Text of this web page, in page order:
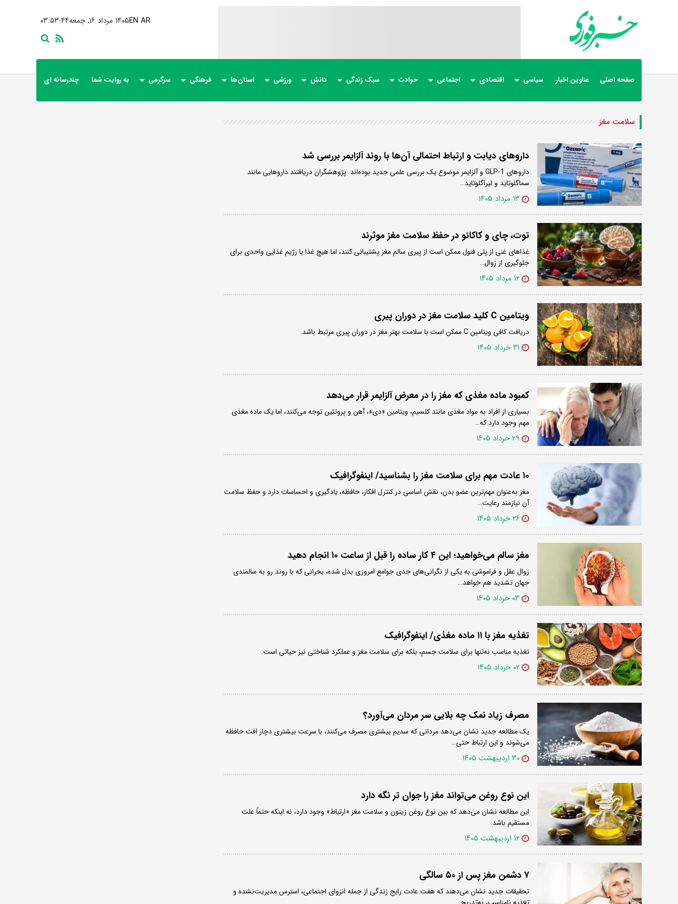
۰۳:۵۳:۴۴ ۱۴۰۵ مرداد ۱۶, جمعهEN AR
صفحه اصلی عناوین اخبار سیاسی اقتصادی اجتماعی حوادث سبک زندگی دانش ورزشی استان‌ها فرهنگی سرگرمی به روایت شما چندرسانه ای
سلامت مغز
داروهای دیابت و ارتباط احتمالی آن‌ها با روند آلزایمر بررسی شد
داروهای GLP-1 و آلزایمر موضوع یک بررسی علمی جدید بوده‌اند. پژوهشگران دریافتند داروهایی مانند
سماگلوتاید و لیراگلوتاید…
۱۳ مرداد ۱۴۰۵
توت، چای و کاکائو در حفظ سلامت مغز موثرند
غذاهای غنی از پلی فنول ممکن است از پیری سالم مغز پشتیبانی کنند، اما هیچ غذا یا رژیم غذایی واحدی برای
جلوگیری از زوال…
۱۲ مرداد ۱۴۰۵
ویتامین C کلید سلامت مغز در دوران پیری
دریافت کافی ویتامین C ممکن است با سلامت بهتر مغز در دوران پیری مرتبط باشد.
۳۱ خرداد ۱۴۰۵
کمبود ماده مغذی که مغز را در معرض آلزایمر قرار می‌دهد
بسیاری از افراد به مواد مغذی مانند کلسیم، ویتامین «دی»، آهن و پروتئین توجه می‌کنند، اما یک ماده مغذی
مهم وجود دارد که…
۲۹ خرداد ۱۴۰۵
۱۰ عادت مهم برای سلامت مغز را بشناسید/ اینفوگرافیک
مغز به‌عنوان مهم‌ترین عضو بدن، نقش اساسی در کنترل افکار، حافظه، یادگیری و احساسات دارد و حفظ سلامت
آن نیازمند رعایت…
۲۶ خرداد ۱۴۰۵
مغز سالم می‌خواهید؛ این ۴ کار ساده را قبل از ساعت ۱۰ انجام دهید
زوال عقل و فراموشی به یکی از نگرانی‌های جدی جوامع امروزی بدل شده، بحرانی که با روند رو به سالمندی
جهان تشدید هم خواهد…
۰۳ خرداد ۱۴۰۵
تغذیه مغز با ۱۱ ماده مغذی/ اینفوگرافیک
تغذیه مناسب نه‌تنها برای سلامت جسم، بلکه برای سلامت مغز و عملکرد شناختی نیز حیاتی است.
۰۲ خرداد ۱۴۰۵
مصرف زیاد نمک چه بلایی سر مردان می‌آورد؟
یک مطالعه جدید نشان می‌دهد مردانی که سدیم بیشتری مصرف می‌کنند، با سرعت بیشتری دچار افت حافظه
می‌شوند و این ارتباط حتی…
۳۰ اردیبهشت ۱۴۰۵
این نوع روغن می‌تواند مغز را جوان تر نگه دارد
این مطالعه نشان می‌دهد که بین نوع روغن زیتون و سلامت مغز «ارتباط» وجود دارد، نه اینکه حتماً علت
مستقیم باشد.
۱۲ اردیبهشت ۱۴۰۵
۷ دشمن مغز پس از ۵۰ سالگی
تحقیقات جدید نشان می‌دهند که هفت عادت رایج زندگی از جمله انزوای اجتماعی، استرس مدیریت‌نشده و